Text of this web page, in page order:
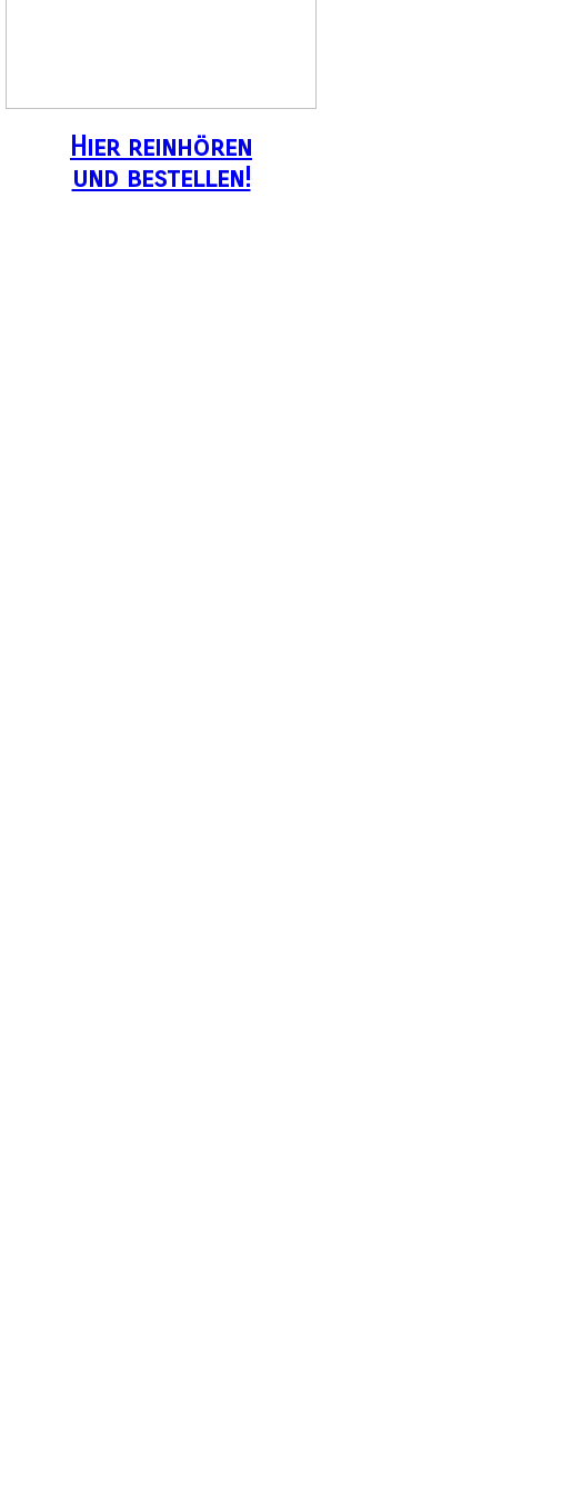
Hier reinhören
und bestellen!